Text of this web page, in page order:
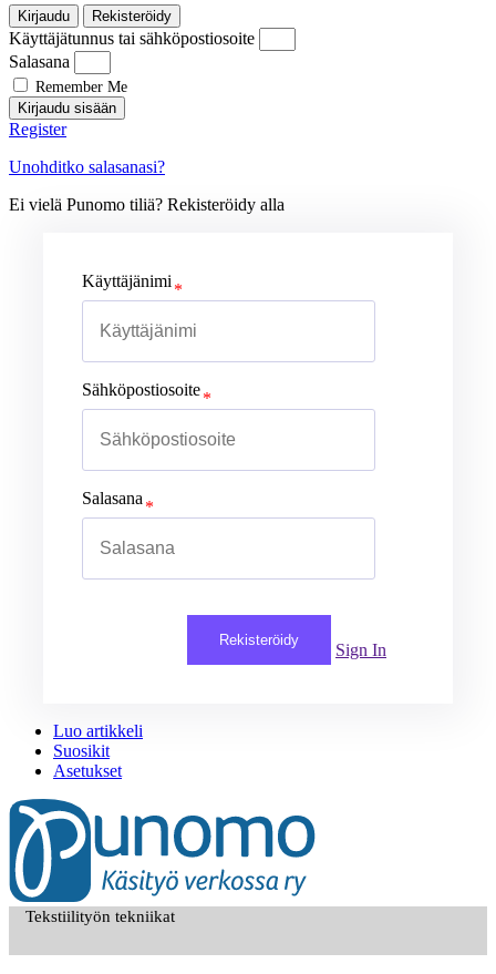
Kirjaudu Rekisteröidy
Käyttäjätunnus tai sähköpostiosoite
Salasana
Remember Me
Kirjaudu sisään
Register
Unohditko salasanasi?
Ei vielä Punomo tiliä? Rekisteröidy alla
Käyttäjänimi
Sähköpostiosoite
Salasana
Rekisteröidy
Sign In
Luo artikkeli
Suosikit
Asetukset
Tekstiilityön tekniikat